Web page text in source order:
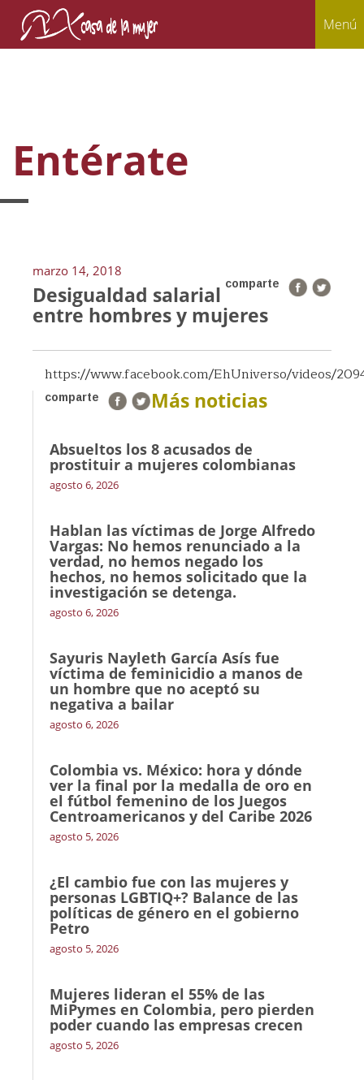
Menú
Entérate
marzo 14, 2018
comparte
Desigualdad salarial
entre hombres y mujeres
https://www.facebook.com/EhUniverso/videos/
comparte Más noticias
Absueltos los 8 acusados de
prostituir a mujeres colombianas
agosto 6, 2026
Hablan las víctimas de Jorge Alfredo
Vargas: No hemos renunciado a la
verdad, no hemos negado los
hechos, no hemos solicitado que la
investigación se detenga.
agosto 6, 2026
Sayuris Nayleth García Asís fue
víctima de feminicidio a manos de
un hombre que no aceptó su
negativa a bailar
agosto 6, 2026
Colombia vs. México: hora y dónde
ver la final por la medalla de oro en
el fútbol femenino de los Juegos
Centroamericanos y del Caribe 2026
agosto 5, 2026
¿El cambio fue con las mujeres y
personas LGBTIQ+? Balance de las
políticas de género en el gobierno
Petro
agosto 5, 2026
Mujeres lideran el 55% de las
MiPymes en Colombia, pero pierden
poder cuando las empresas crecen
agosto 5, 2026